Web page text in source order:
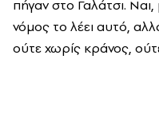
πήγαν στο Γαλάτσι.
νόμος το λέει αυτό,
ούτε χωρίς κράνος,